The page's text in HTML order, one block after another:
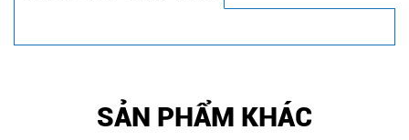
SẢN PHẨM KHÁC